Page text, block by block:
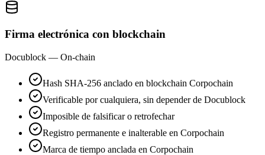
Firma electrónica con blockchain
Docublock — On-chain
Hash SHA-256 anclado en blockchain Corpochain
Verificable por cualquiera, sin depender de Docublock
Imposible de falsificar o retrofechar
Registro permanente e inalterable en Corpochain
Marca de tiempo anclada en Corpochain